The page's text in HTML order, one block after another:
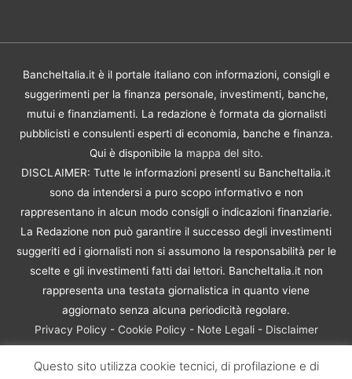
BancheItalia.it è il portale italiano con informazioni, consigli e
suggerimenti per la finanza personale, investimenti, banche,
mutui e finanziamenti. La redazione è formata da giornalisti
pubblicisti e consulenti esperti di economia, banche e finanza.
Qui è disponibile la mappa del sito.
DISCLAIMER: Tutte le informazioni presenti su BancheItalia.it
sono da intendersi a puro scopo informativo e non
rappresentano in alcun modo consigli o indicazioni finanziarie.
La Redazione non può garantire il successo degli investimenti
suggeriti ed i giornalisti non si assumono la responsabilità per le
scelte e gli investimenti fatti dai lettori. BancheItalia.it non
rappresenta una testata giornalistica in quanto viene
aggiornato senza alcuna periodicità regolare.
Privacy Policy - Cookie Policy - Note Legali- Disclaimer
Rischio Investimenti
BancheItalia.it Copyright © 2021. Tutti i diritti sono riservati. |
Questo sito utilizza cookie tecnici, di profilazione e di